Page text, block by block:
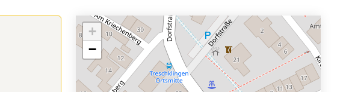
+
−